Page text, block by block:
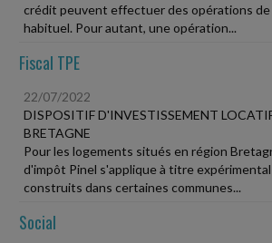
crédit peuvent effectuer des opérations
habituel. Pour autant, une opération...
Fiscal TPE
22/07/2022
DISPOSITIF D'INVESTISSEMENT
BRETAGNE
Pour les logements situés en région
d'impôt Pinel s'applique à titre
construits dans certaines communes...
Social